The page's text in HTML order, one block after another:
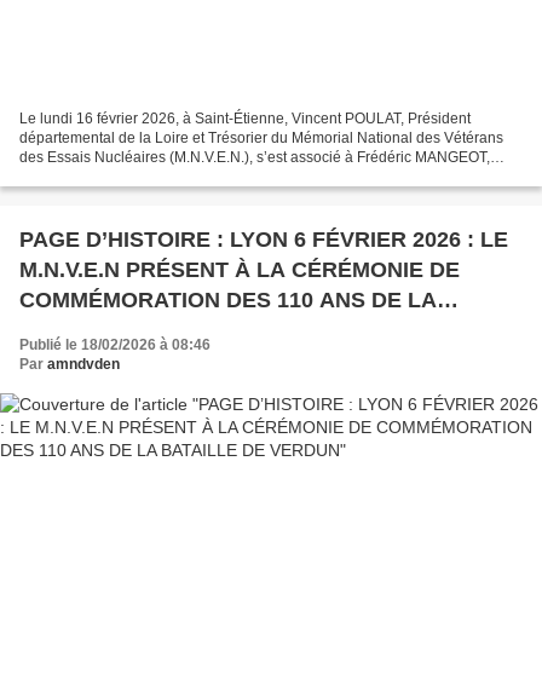
Le lundi 16 février 2026, à Saint-Étienne, Vincent POULAT, Président
départemental de la Loire et Trésorier du Mémorial National des Vétérans
des Essais Nucléaires (M.N.V.E.N.), s’est associé à Frédéric MANGEOT,
PAGE D’HISTOIRE : LYON 6 FÉVRIER 2026 : LE
M.N.V.E.N PRÉSENT À LA CÉRÉMONIE DE
COMMÉMORATION DES 110 ANS DE LA
Publié le 18/02/2026 à 08:46
Par amndvden